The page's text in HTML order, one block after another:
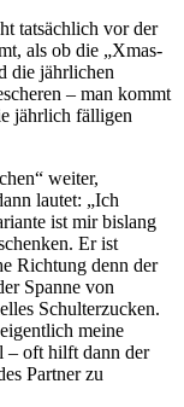
tatsächlich vor der
als ob die „Xmas-
die jährlichen
– man kommt
jährlich fälligen
weiter,
lautet: „Ich
ist mir bislang
Er ist
Richtung denn der
Spanne von
Schulterzucken.
meine
– oft hilft dann der
Partner zu